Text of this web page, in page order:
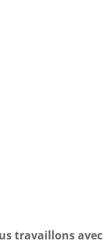
travaillons avec